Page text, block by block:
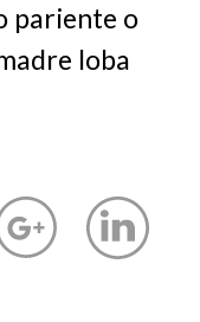
pariente o
loba